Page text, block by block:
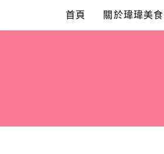
content
首頁 關於瑋瑋美